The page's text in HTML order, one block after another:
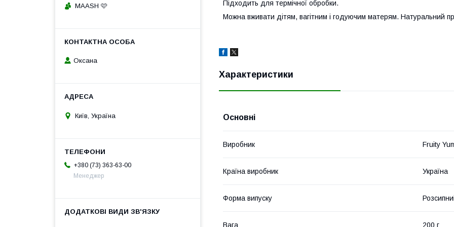
Підходить для термічної обробки.
Можна вживати дітям, вагітним і годуючим матерям. Натуральний
Характеристики
Основні
Виробник Fruity
Країна виробник Україна
Форма випуску
Вага 200 г
MAASH 🩷
Оксана
Київ, Україна
+380 (73) 363-63-00
Менеджер